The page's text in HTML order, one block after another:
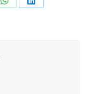
Share
Share